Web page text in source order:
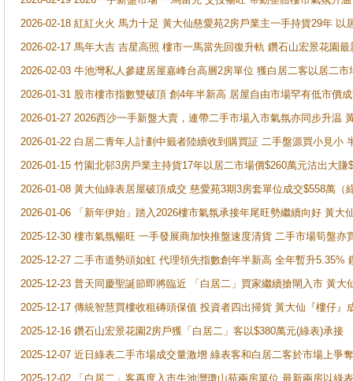
2026-02-18 紅紅火火 馬力十足 黃大仙慈愛苑2房戶業主一手持貨29年 以
2026-02-17 馬年大吉 吉星高照 樓市一馬當先回復升軌 鑽石山宏景花園
2026-02-03 牛池灣私人參建居屋嘉峰台高層2房單位 獲白居二客以居二市
2026-01-31 股市樓市指數雙破頂 創4年半新高 居屋自由市場罕有低市價
2026-01-27 2026西沙一手新盤大賣，連帶二手市場入市氣氛亦同步升温
2026-01-22 白居二青年人計劃中籤者陸續收到購買証 二手盤源買小見小
2026-01-15 竹園北邨3房戶業主持貨17年以居二市場價$260萬元沽出大賺
2026-01-08 黃大仙綠表居屋破頂成交 慈愛苑3期3房套單位成交$558萬（
2026-01-06 「新年伊始」踏入2026樓市氣氛承接年尾旺勢繼續向好 黃
2025-12-30 樓市氣氛暢旺 一手發展商加快推盤速度清貨 二手市場筍盤
2025-12-27 二手市道勢頭如虹 代理領先指數創年半新高 全年暫升5.35%
2025-12-23 普天同慶聖誕節即將臨近 「白居二」買家繼續搶閘入市 黃
2025-12-17 傳統智慧買樓收租磚頭保值 投資者四出掃貨 黃大仙『樓仔
2025-12-16 鑽石山宏景花園2房戶獲「白居二」客以$380萬元(綠表)承接
2025-12-07 近日綠表二手市場成交量激增 綠表客和白居二客於市場上
2025-12-02 「白居二」客再度入市牛池灣瓊山苑兩房單位 最新兩房以綠